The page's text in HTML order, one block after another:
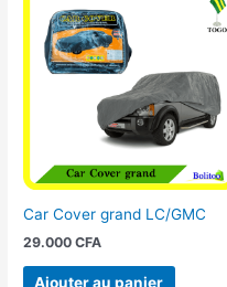
Car Cover grand LC/GMC
29.000CFA
Ajouter au panier